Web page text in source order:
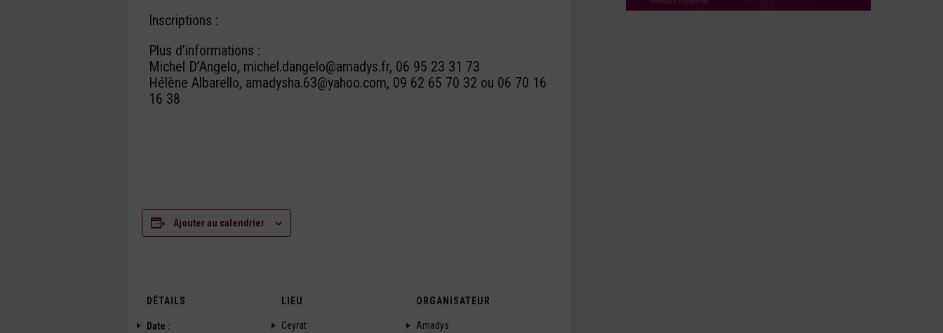
Inscriptions :
Plus d’informations :
Michel D’Angelo, michel.dangelo@amadys.fr, 06 95 23 31 73
Hélène Albarello, amadysha.63@yahoo.com, 09 62 65 70 32 ou 06 70 16
16 38
Ajouter au calendrier
DÉTAILS
Date :
LIEU
Ceyrat
ORGANISATEUR
Amadys